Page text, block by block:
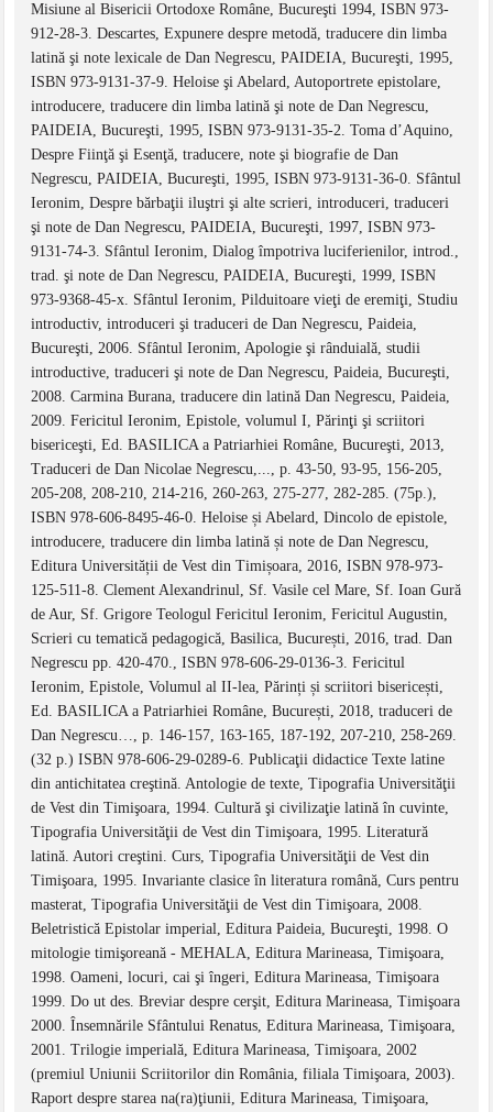
Misiune al Bisericii Ortodoxe Române, Bucureşti 1994, ISBN 973-
912-28-3. Descartes, Expunere despre metodă, traducere din limba
latină şi note lexicale de Dan Negrescu, PAIDEIA, Bucureşti, 1995,
ISBN 973-9131-37-9. Heloise şi Abelard, Autoportrete epistolare,
introducere, traducere din limba latină şi note de Dan Negrescu,
PAIDEIA, Bucureşti, 1995, ISBN 973-9131-35-2. Toma d’Aquino,
Despre Fiinţă şi Esenţă, traducere, note şi biografie de Dan
Negrescu, PAIDEIA, Bucureşti, 1995, ISBN 973-9131-36-0. Sfântul
Ieronim, Despre bărbaţii iluştri şi alte scrieri, introduceri, traduceri
şi note de Dan Negrescu, PAIDEIA, Bucureşti, 1997, ISBN 973-
9131-74-3. Sfântul Ieronim, Dialog împotriva luciferienilor, introd.,
trad. şi note de Dan Negrescu, PAIDEIA, Bucureşti, 1999, ISBN
973-9368-45-x. Sfântul Ieronim, Pilduitoare vieţi de eremiţi, Studiu
introductiv, introduceri şi traduceri de Dan Negrescu, Paideia,
Bucureşti, 2006. Sfântul Ieronim, Apologie şi rânduială, studii
introductive, traduceri şi note de Dan Negrescu, Paideia, Bucureşti,
2008. Carmina Burana, traducere din latină Dan Negrescu, Paideia,
2009. Fericitul Ieronim, Epistole, volumul I, Părinţi şi scriitori
bisericeşti, Ed. BASILICA a Patriarhiei Române, Bucureşti, 2013,
Traduceri de Dan Nicolae Negrescu,..., p. 43-50, 93-95, 156-205,
205-208, 208-210, 214-216, 260-263, 275-277, 282-285. (75p.),
ISBN 978-606-8495-46-0. Heloise și Abelard, Dincolo de epistole,
introducere, traducere din limba latină și note de Dan Negrescu,
Editura Universității de Vest din Timișoara, 2016, ISBN 978-973-
125-511-8. Clement Alexandrinul, Sf. Vasile cel Mare, Sf. Ioan Gură
de Aur, Sf. Grigore Teologul Fericitul Ieronim, Fericitul Augustin,
Scrieri cu tematică pedagogică, Basilica, București, 2016, trad. Dan
Negrescu pp. 420-470., ISBN 978-606-29-0136-3. Fericitul
Ieronim, Epistole, Volumul al II-lea, Părinți și scriitori bisericești,
Ed. BASILICA a Patriarhiei Române, București, 2018, traduceri de
Dan Negrescu…, p. 146-157, 163-165, 187-192, 207-210, 258-269.
(32 p.) ISBN 978-606-29-0289-6. Publicaţii didactice Texte latine
din antichitatea creştină. Antologie de texte, Tipografia Universităţii
de Vest din Timişoara, 1994. Cultură şi civilizaţie latină în cuvinte,
Tipografia Universităţii de Vest din Timişoara, 1995. Literatură
latină. Autori creştini. Curs, Tipografia Universităţii de Vest din
Timişoara, 1995. Invariante clasice în literatura română, Curs pentru
masterat, Tipografia Universităţii de Vest din Timişoara, 2008.
Beletristică Epistolar imperial, Editura Paideia, Bucureşti, 1998. O
mitologie timişoreană - MEHALA, Editura Marineasa, Timişoara,
1998. Oameni, locuri, cai şi îngeri, Editura Marineasa, Timişoara
1999. Do ut des. Breviar despre cerşit, Editura Marineasa, Timişoara
2000. Însemnările Sfântului Renatus, Editura Marineasa, Timişoara,
2001. Trilogie imperială, Editura Marineasa, Timişoara, 2002
(premiul Uniunii Scriitorilor din România, filiala Timişoara, 2003).
Raport despre starea na(ra)ţiunii, Editura Marineasa, Timişoara,